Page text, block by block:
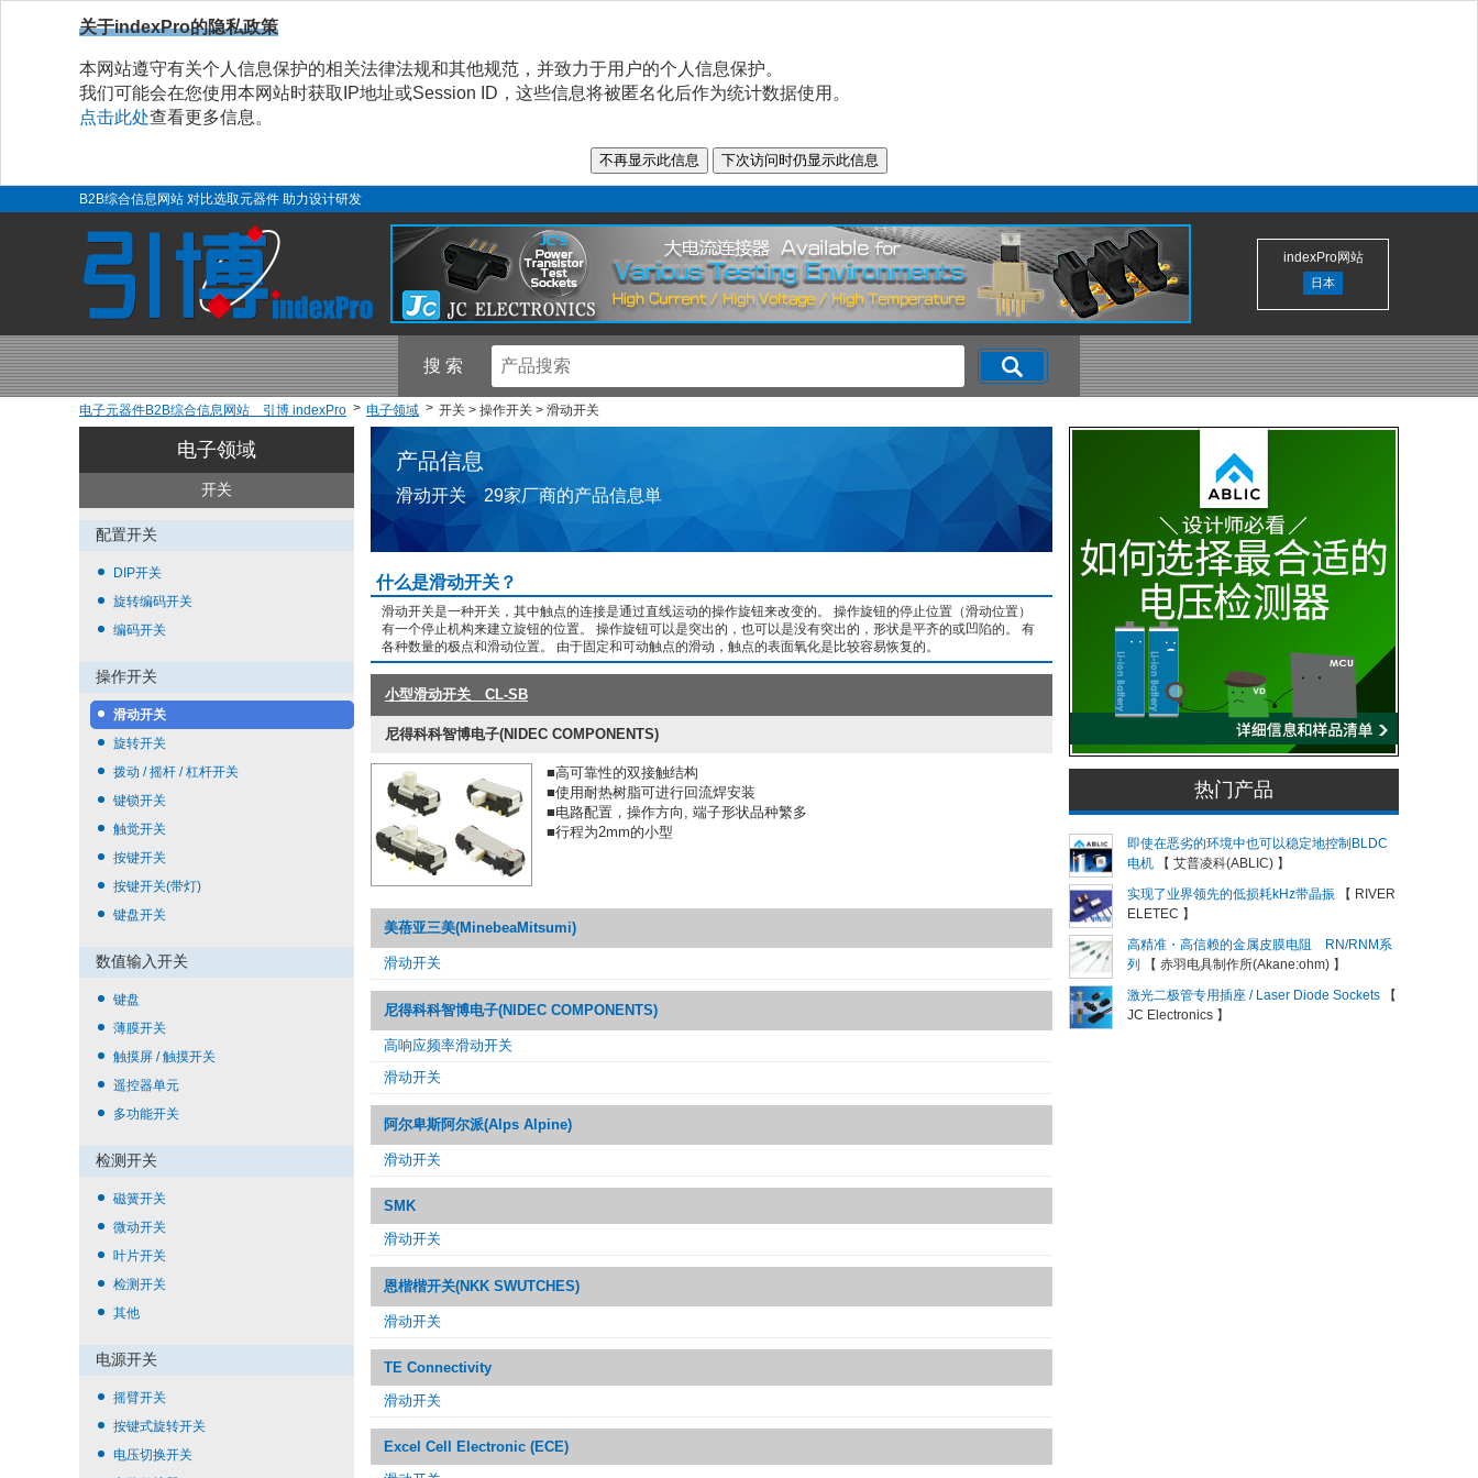
关于indexPro的隐私政策
本网站遵守有关个人信息保护的相关法律法规和其他规范，并致力于用户的个人信息保护。
我们可能会在您使用本网站时获取IP地址或Session ID，这些信息将被匿名化后作为统计数据使用。
点击此处查看更多信息。
B2B综合信息网站 对比选取元器件 助力设计研发
indexPro网站
日本
搜 索
电子元器件B2B综合信息网站 引博 indexPro 电子领域 开关 > 操作开关 > 滑动开关
电子领域
开关
配置开关
DIP开关
旋转编码开关
编码开关
操作开关
滑动开关
旋转开关
拨动 / 摇杆 / 杠杆开关
键锁开关
触觉开关
按键开关
按键开关(带灯)
键盘开关
数值输入开关
键盘
薄膜开关
触摸屏 / 触摸开关
遥控器单元
多功能开关
检测开关
磁簧开关
微动开关
叶片开关
检测开关
其他
电源开关
摇臂开关
按键式旋转开关
电压切换开关
产品信息
滑动开关 29家厂商的产品信息単
什么是滑动开关？
滑动开关是一种开关，其中触点的连接是通过直线运动的操作旋钮来改变的。 操作旋钮的停止位置（滑动位置）
有一个停止机构来建立旋钮的位置。 操作旋钮可以是突出的，也可以是没有突出的，形状是平齐的或凹陷的。 有
各种数量的极点和滑动位置。 由于固定和可动触点的滑动，触点的表面氧化是比较容易恢复的。
小型滑动开关 CL-SB
尼得科科智博电子(NIDEC COMPONENTS)
■高可靠性的双接触结构
■使用耐热树脂可进行回流焊安装
■电路配置，操作方向, 端子形状品种繁多
■行程为2mm的小型
美蓓亚三美(MinebeaMitsumi)
滑动开关
尼得科科智博电子(NIDEC COMPONENTS)
高响应频率滑动开关
滑动开关
阿尔卑斯阿尔派(Alps Alpine)
滑动开关
SMK
滑动开关
恩楷楷开关(NKK SWUTCHES)
滑动开关
TE Connectivity
滑动开关
Excel Cell Electronic (ECE)
热门产品
即使在恶劣的环境中也可以稳定地控制BLDC
电机
【 艾普凌科(ABLIC) 】
实现了业界领先的低损耗kHz带晶振
【 RIVER
ELETEC 】
高精准・高信赖的金属皮膜电阻 RN/RNM系
列
【 赤羽电具制作所(Akane:ohm) 】
激光二极管专用插座 / Laser Diode Sockets
【
JC Electronics 】